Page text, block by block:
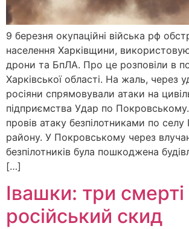
9 березня окупаційні війська рф
населення Харківщини,
дрони та БпЛА. Про це розповіли в
Харківської області. На жаль, через
росіяни спрямовували атаки на
підприємства Удар по
провів атаку безпілотниками по селу
району. У Покровському через
безпілотників була пошкоджена
[…]
Івашки: три
російський скид